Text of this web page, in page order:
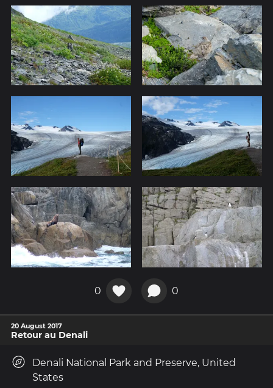
0 0
20 August 2017
Retour au Denali
Denali National Park and Preserve, United
States